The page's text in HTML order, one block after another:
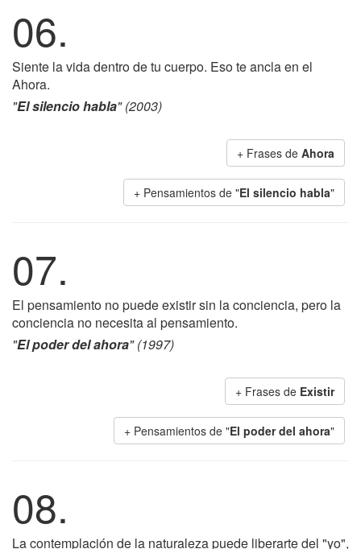
06.
Siente la vida dentro de tu cuerpo. Eso te ancla en el
Ahora.
"El silencio habla" (2003)
+ Frases de Ahora
+ Pensamientos de "El silencio habla"
07.
El pensamiento no puede existir sin la conciencia, pero la
conciencia no necesita al pensamiento.
"El poder del ahora" (1997)
+ Frases de Existir
+ Pensamientos de "El poder del ahora"
08.
La contemplación de la naturaleza puede liberarte del "yo",